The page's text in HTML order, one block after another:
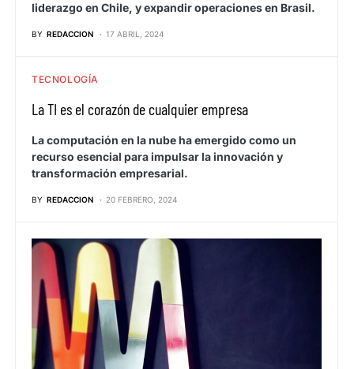
liderazgo en Chile, y expandir operaciones en Brasil.
BY REDACCION 17 ABRIL, 2024
TECNOLOGÍA
La TI es el corazón de cualquier empresa
La computación en la nube ha emergido como un
recurso esencial para impulsar la innovación y
transformación empresarial.
BY REDACCION 20 FEBRERO, 2024